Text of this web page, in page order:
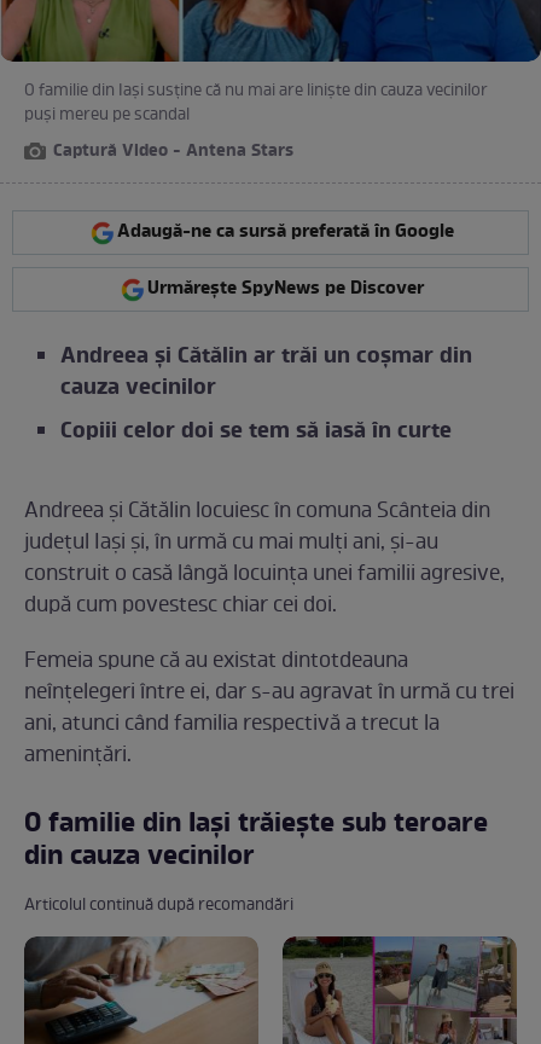
O familie din Iași susține că nu mai are liniște din cauza vecinilor
puși mereu pe scandal
Captură Video - Antena Stars
Adaugă-ne ca sursă preferată în Google
Urmărește SpyNews pe Discover
Andreea și Cătălin ar trăi un coșmar din
cauza vecinilor
Copiii celor doi se tem să iasă în curte
Andreea și Cătălin locuiesc în comuna Scânteia din
județul Iași și, în urmă cu mai mulți ani, și-au
construit o casă lângă locuința unei familii agresive,
după cum povestesc chiar cei doi.
Femeia spune că au existat dintotdeauna
neînțelegeri între ei, dar s-au agravat în urmă cu trei
ani, atunci când familia respectivă a trecut la
amenințări.
O familie din Iași trăiește sub teroare
din cauza vecinilor
Articolul continuă după recomandări